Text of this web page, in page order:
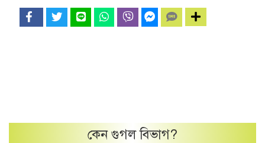
কেনগুগলবিভাগ?